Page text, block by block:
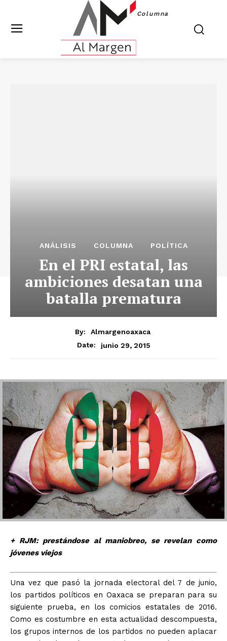
Columna
ANÁLISIS COLUMNA POLÍTICA
En el PRI estatal, las
ambiciones desatan una
batalla prematura
By:
Almargenoaxaca
Date:
junio 29, 2015
+ RJM: prestándose al maniobreo, se revelan como
jóvenes viejos
Una vez que pasó la jornada electoral del 7 de junio,
los partidos políticos en Oaxaca se preparan para su
siguiente prueba, en los comicios estatales de 2016.
Como es costumbre en esta actualidad descompuesta,
los grupos internos de los partidos no pueden aplacar